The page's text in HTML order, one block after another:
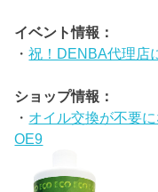
イベント情報：
・祝！DENBA代理店
ショップ情報：
・ オイル交換が不要
OE9